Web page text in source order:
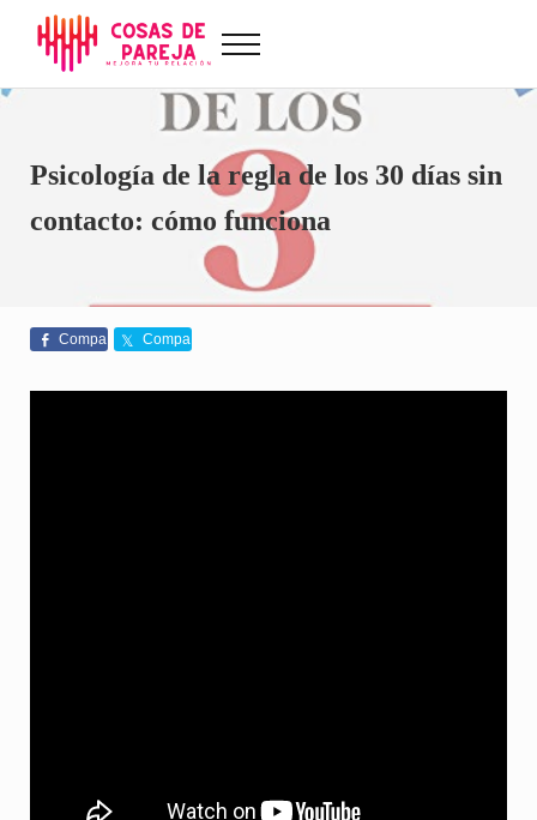
Saltar al contenido principal
Skip to after header navigation
Skip to site footer
Cosas de Pareja
Problemas de pareja, sexualidad, tests de amor...
Menu
Psicología de la regla de los 30 días sin
contacto: cómo funciona
Compa
Compa